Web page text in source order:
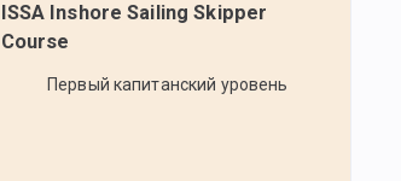
ISSA Inshore Sailing Skipper
Course
Первый капитанский уровень